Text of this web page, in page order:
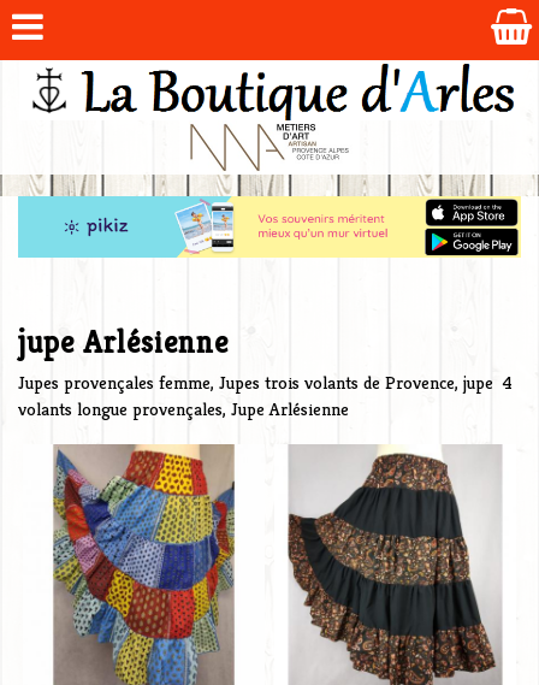
jupe Arlésienne
Jupes provençales femme, Jupes trois volants de Provence, jupe 4
volants longue provençales, Jupe Arlésienne